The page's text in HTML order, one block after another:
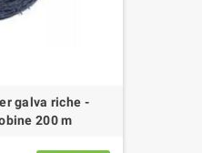
galva riche -
200 m